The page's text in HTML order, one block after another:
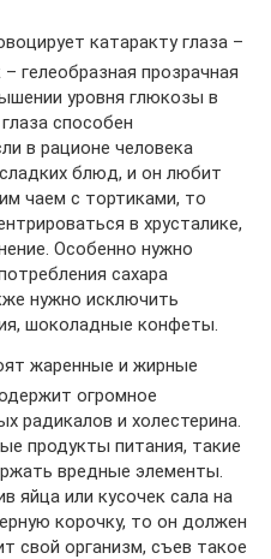
катаракту глаза –
гелеобразная прозрачная
уровня глюкозы в
способен
в рационе человека
блюд, и он любит
чаем с тортиками, то
в хрусталике,
Особенно нужно
сахара
нужно исключить
шоколадные конфеты.
жаренные и жирные
огромное
радикалов и холестерина.
продукты питания, такие
вредные элементы.
яйца или кусочек сала на
корочку, то он должен
свой организм, съев такое